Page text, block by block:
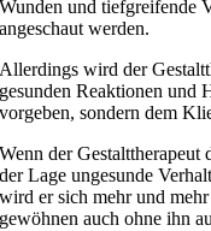
Wunden und tiefgreifende
angeschaut werden.
Allerdings wird der
gesunden Reaktionen und
vorgeben, sondern dem
Wenn der
der Lage ungesunde
wird er sich mehr und
gewöhnen auch ohne ihn